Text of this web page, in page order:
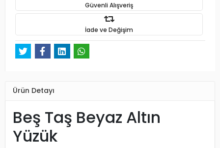
Güvenli Alışveriş
İade ve Değişim
Ürün Detayı
Beş Taş Beyaz Altın
Yüzük